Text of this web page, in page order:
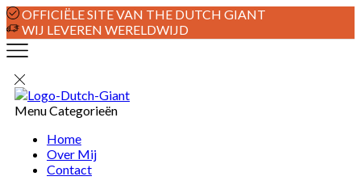
OFFICIËLE SITE VAN THE DUTCH GIANT
WIJ LEVEREN WERELDWIJD
MenuCategorieën
Home
Over Mij
Contact